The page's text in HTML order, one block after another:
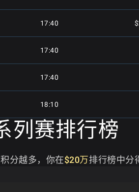
17:40
17:40
17:40
18:10
18:10
18:10
列赛排行榜
分越多，你在$20万排行榜中分